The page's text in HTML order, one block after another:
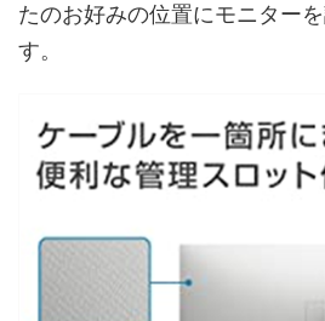
たのお好みの位置にモニター
す。